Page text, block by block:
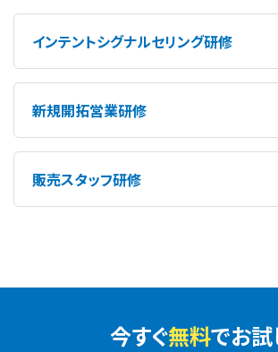
インテントシグナルセリング研修
新規開拓営業研修
販売スタッフ研修
今すぐ無料でお試